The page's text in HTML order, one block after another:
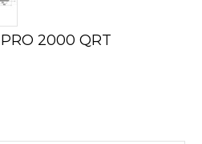
2000 QRT